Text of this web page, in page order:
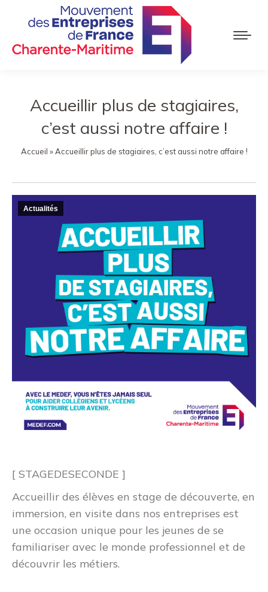
Accueillir plus de stagiaires,
c’est aussi notre affaire !
Accueil »Accueillir plus de stagiaires, c’est aussi notre affaire !
Actualités
[ STAGEDESECONDE ]
Accueillir des élèves en stage de découverte, en
immersion, en visite dans nos entreprises est
une occasion unique pour les jeunes de se
familiariser avec le monde professionnel et de
découvrir les métiers.